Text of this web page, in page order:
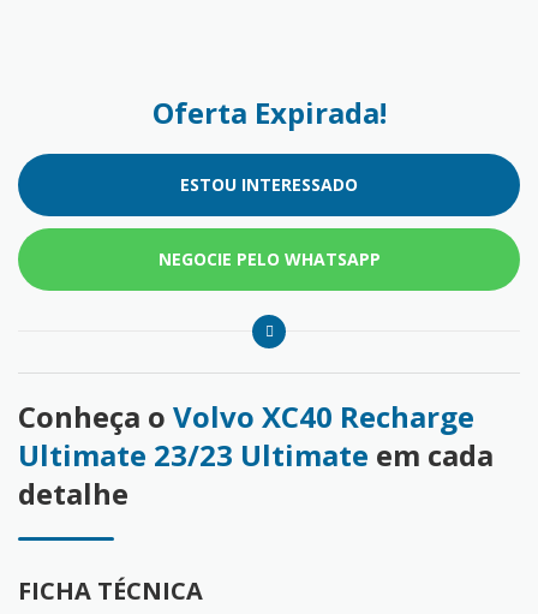
Oferta Expirada!
ESTOU INTERESSADO
NEGOCIE PELO WHATSAPP
Conheça o Volvo XC40 Recharge
Ultimate 23/23 Ultimate em cada
detalhe
FICHA TÉCNICA